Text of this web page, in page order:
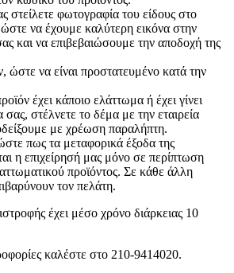
στείλετε φωτογραφία του είδους στο
να έχουμε καλύτερη εικόνα στην
και να επιβεβαιώσουμε την αποδοχή της
ώστε να είναι προστατευμένο κατά την
έχει κάποιο ελάττωμα ή έχει γίνει
στέλνετε το δέμα με την εταιρεία
με χρέωση παραλήπτη.
πως τα μεταφορικά έξοδα της
η επιχείρησή μας μόνο σε περίπτωση
προϊόντος. Σε κάθε άλλη
τον πελάτη.
έχει μέσο χρόνο διάρκειας 10
καλέστε στο 210-9414020.